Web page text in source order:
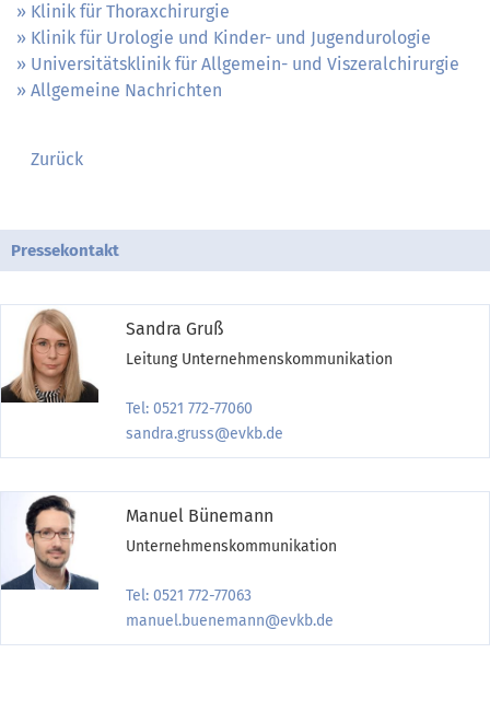
Klinik für Thoraxchirurgie
Klinik für Urologie und Kinder- und Jugendurologie
Universitätsklinik für Allgemein- und Viszeralchirurgie
Allgemeine Nachrichten
Zurück
Pressekontakt
Sandra Gruß
Leitung Unternehmenskommunikation
Tel: 0521 772-77060
sandra.gruss@evkb.de
Manuel Bünemann
Unternehmenskommunikation
Tel: 0521 772-77063
manuel.buenemann@evkb.de